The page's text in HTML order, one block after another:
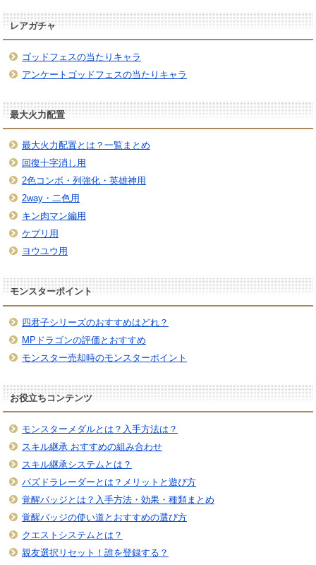
レアガチャ
ゴッドフェスの当たりキャラ
アンケートゴッドフェスの当たりキャラ
最大火力配置
最大火力配置とは？一覧まとめ
回復十字消し用
2色コンボ・列強化・英雄神用
2way・二色用
キン肉マン編用
ケプリ用
ヨウユウ用
モンスターポイント
四君子シリーズのおすすめはどれ？
MPドラゴンの評価とおすすめ
モンスター売却時のモンスターポイント
お役立ちコンテンツ
モンスターメダルとは？入手方法は？
スキル継承 おすすめの組み合わせ
スキル継承システムとは？
パズドラレーダーとは？メリットと遊び方
覚醒バッジとは？入手方法・効果・種類まとめ
覚醒バッジの使い道とおすすめの選び方
クエストシステムとは？
親友選択リセット！誰を登録する？